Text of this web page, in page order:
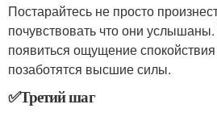
Постарайтесь не просто
почувствовать что они
появиться ощущение
позаботятся высшие силы.
✅Третий шаг